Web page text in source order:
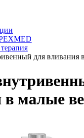
для вливания
в малые